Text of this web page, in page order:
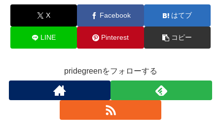
X Facebook はてブ
LINE Pinterest コピー
pridegreenをフォローする